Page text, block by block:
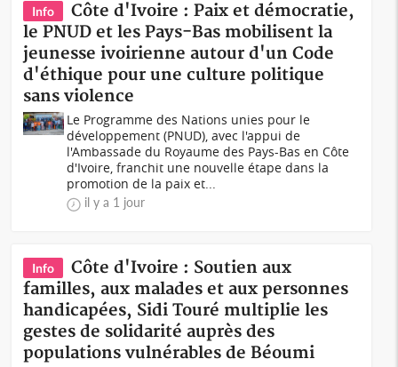
Info
Côte d'Ivoire : Paix et démocratie,
le PNUD et les Pays-Bas mobilisent la
jeunesse ivoirienne autour d'un Code
d'éthique pour une culture politique
sans violence
Le Programme des Nations unies pour le
développement (PNUD), avec l'appui de
l'Ambassade du Royaume des Pays-Bas en Côte
d'Ivoire, franchit une nouvelle étape dans la
promotion de la paix et...
il y a 1 jour
Info
Côte d'Ivoire : Soutien aux
familles, aux malades et aux personnes
handicapées, Sidi Touré multiplie les
gestes de solidarité auprès des
populations vulnérables de Béoumi